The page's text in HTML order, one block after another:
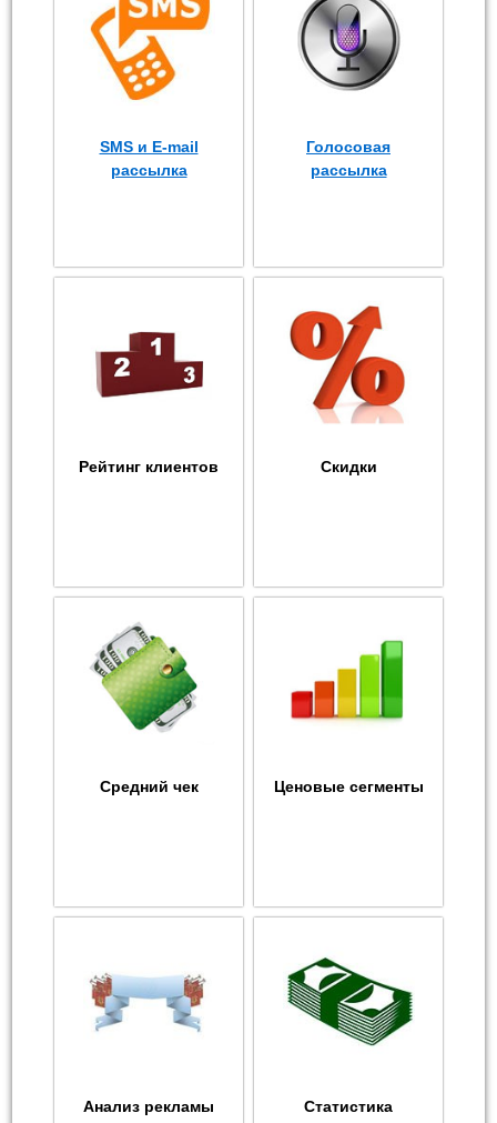
SMS и E-mail
рассылка
Голосовая
рассылка
Рейтинг клиентов Скидки
Средний чек Ценовые сегменты
Анализ рекламы
Статистика